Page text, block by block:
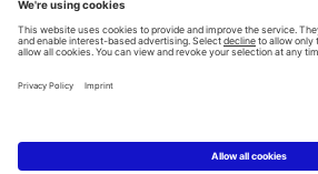
Facebook
Pinterest
Flickr